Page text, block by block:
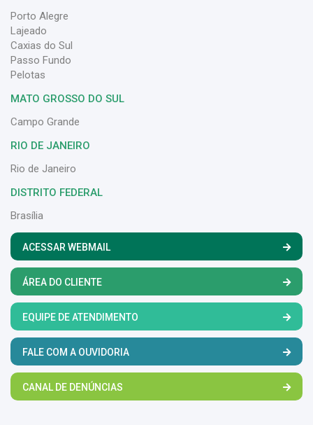
Porto Alegre
Lajeado
Caxias do Sul
Passo Fundo
Pelotas
MATO GROSSO DO SUL
Campo Grande
RIO DE JANEIRO
Rio de Janeiro
DISTRITO FEDERAL
Brasília
ACESSAR WEBMAIL
ÁREA DO CLIENTE
EQUIPE DE ATENDIMENTO
FALE COM A OUVIDORIA
CANAL DE DENÚNCIAS